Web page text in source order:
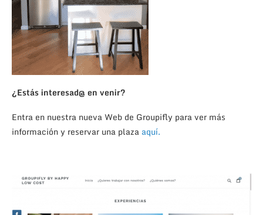
¿Estás interesad@ en venir?
Entra en nuestra nueva Web de Groupifly para ver más
información y reservar una plaza aquí.